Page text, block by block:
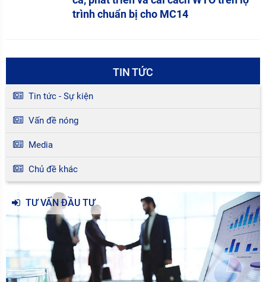
trình chuẩn bị cho MC14
TIN TỨC
Tin tức - Sự kiện
Vấn đề nóng
Media
Chủ đề khác
TƯ VẤN ĐẦU TƯ